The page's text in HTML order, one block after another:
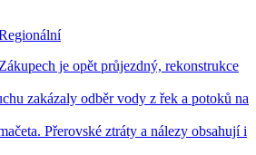
je opět průjezdný, rekonstrukce
zakázaly odběr vody z řek a potoků na
Přerovské ztráty a nálezy obsahují i